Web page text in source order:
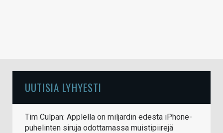
UUTISIA LYHYESTI
Tim Culpan: Applella on miljardin edestä iPhone-
puhelinten siruja odottamassa muistipiirejä